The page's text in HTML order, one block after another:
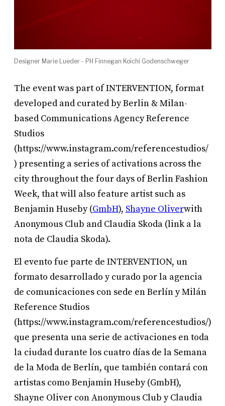
Designer Marie Lueder - PH Finnegan Koichi Godenschweger
The event was part of INTERVENTION, format
developed and curated by Berlin & Milan-
based Communications Agency Reference
Studios
(https://www.instagram.com/referencestudios/
) presenting a series of activations across the
city throughout the four days of Berlin Fashion
Week, that will also feature artist such as
Benjamin Huseby (GmbH), Shayne Oliverwith
Anonymous Club and Claudia Skoda (link a la
nota de Claudia Skoda).
El evento fue parte de INTERVENTION, un
formato desarrollado y curado por la agencia
de comunicaciones con sede en Berlín y Milán
Reference Studios
(https://www.instagram.com/referencestudios/)
que presenta una serie de activaciones en toda
la ciudad durante los cuatro días de la Semana
de la Moda de Berlín, que también contará con
artistas como Benjamin Huseby (GmbH),
Shayne Oliver con Anonymous Club y Claudia